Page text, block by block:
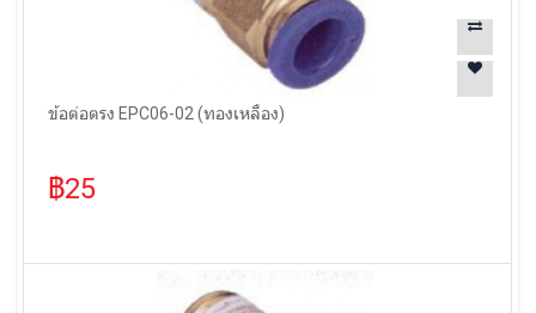
ข้อต่อตรง EPC06-02 (ทองเหลือง)
฿25